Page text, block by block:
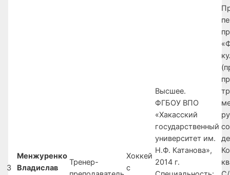
3
Менжуренко
Владислав
Тренер-
Хоккей
с
Высшее.
ФГБОУ ВПО
«Хакасский
государственный
университет им.
Н.Ф. Катанова»,
2014 г.